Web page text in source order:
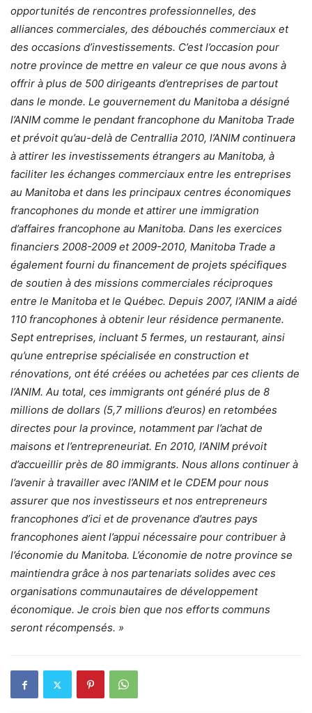
opportunités de rencontres professionnelles, des
alliances commerciales, des débouchés commerciaux et
des occasions d’investissements. C’est l’occasion pour
notre province de mettre en valeur ce que nous avons à
offrir à plus de 500 dirigeants d’entreprises de partout
dans le monde. Le gouvernement du Manitoba a désigné
l’ANIM comme le pendant francophone du Manitoba Trade
et prévoit qu’au-delà de Centrallia 2010, l’ANIM continuera
à attirer les investissements étrangers au Manitoba, à
faciliter les échanges commerciaux entre les entreprises
au Manitoba et dans les principaux centres économiques
francophones du monde et attirer une immigration
d’affaires francophone au Manitoba. Dans les exercices
financiers 2008-2009 et 2009-2010, Manitoba Trade a
également fourni du financement de projets spécifiques
de soutien à des missions commerciales réciproques
entre le Manitoba et le Québec. Depuis 2007, l’ANIM a aidé
110 francophones à obtenir leur résidence permanente.
Sept entreprises, incluant 5 fermes, un restaurant, ainsi
qu’une entreprise spécialisée en construction et
rénovations, ont été créées ou achetées par ces clients de
l’ANIM. Au total, ces immigrants ont généré plus de 8
millions de dollars (5,7 millions d’euros) en retombées
directes pour la province, notamment par l’achat de
maisons et l’entrepreneuriat. En 2010, l’ANIM prévoit
d’accueillir près de 80 immigrants. Nous allons continuer à
l’avenir à travailler avec l’ANIM et le CDEM pour nous
assurer que nos investisseurs et nos entrepreneurs
francophones d’ici et de provenance d’autres pays
francophones aient l’appui nécessaire pour contribuer à
l’économie du Manitoba. L’économie de notre province se
maintiendra grâce à nos partenariats solides avec ces
organisations communautaires de développement
économique. Je crois bien que nos efforts communs
seront récompensés. »